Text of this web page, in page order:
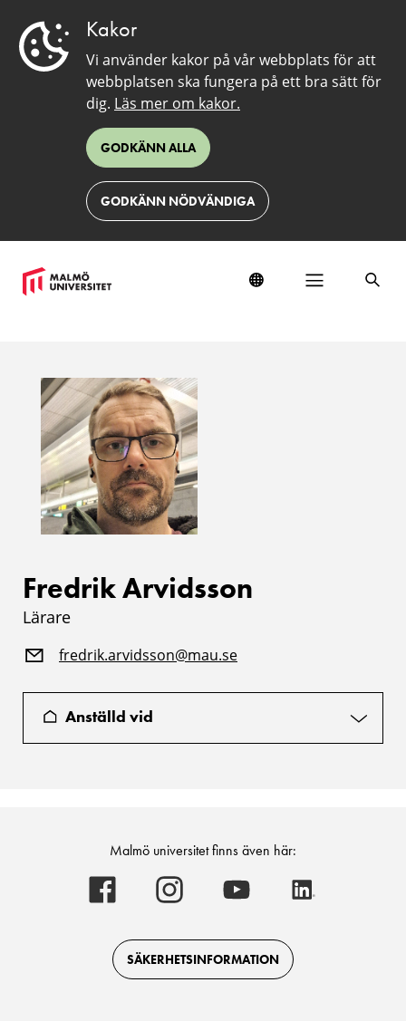
Kakor
Vi använder kakor på vår webbplats för att
webbplatsen ska fungera på ett bra sätt för
dig. Läs mer om kakor.
GODKÄNN ALLA
GODKÄNN NÖDVÄNDIGA
Fredrik Arvidsson
Lärare
fredrik.arvidsson@mau.se
Anställd vid
Malmö universitet finns även här:
Malmö
universitet
on
Facebook
Malmö
universitet
on
Instagram
Malmö
universitet
on
Youtube
SÄKERHETSINFORMATION